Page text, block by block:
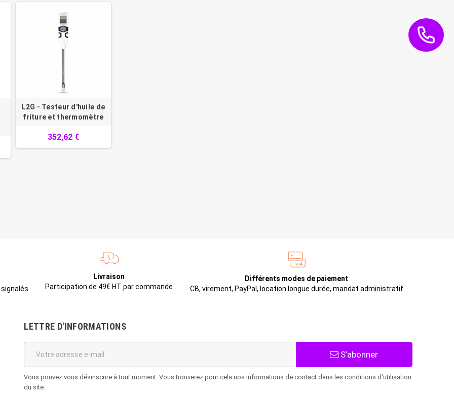
L2G - Testeur d'huile de
friture et thermomètre
352,62 €
Livraison
Participation de 49€ HT par commande
Différents modes de paiement
CB, virement, PayPal, location longue durée, mandat administratif
LETTRE D'INFORMATIONS
S’abonner
Vous pouvez vous désinscrire à tout moment. Vous trouverez pour cela nos informations de contact dans les conditions d'utilisation
du site.